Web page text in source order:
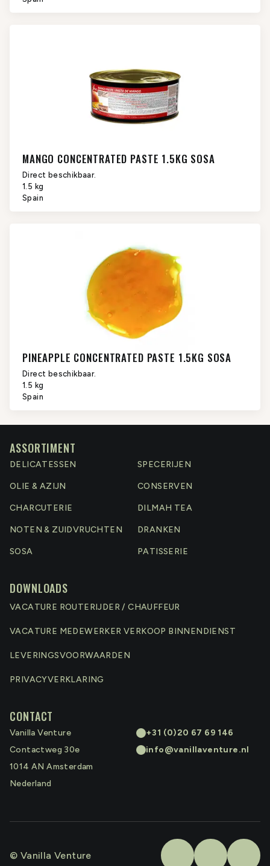
MANGO CONCENTRATED PASTE 1.5KG SOSA
Direct beschikbaar.
1.5 kg
Spain
PINEAPPLE CONCENTRATED PASTE 1.5KG SOSA
Direct beschikbaar.
1.5 kg
Spain
ASSORTIMENT
DELICATESSEN SPECERIJEN
OLIE & AZIJN CONSERVEN
CHARCUTERIE DILMAH TEA
NOTEN & ZUIDVRUCHTEN DRANKEN
SOSA PATISSERIE
DOWNLOADS
VACATURE ROUTERIJDER / CHAUFFEUR
VACATURE MEDEWERKER VERKOOP BINNENDIENST
LEVERINGSVOORWAARDEN
PRIVACYVERKLARING
CONTACT
Vanilla Venture
Contactweg 30e
1014 AN Amsterdam
Nederland
+31 (0)20 67 69 146
info@vanillaventure.nl
© Vanilla Venture